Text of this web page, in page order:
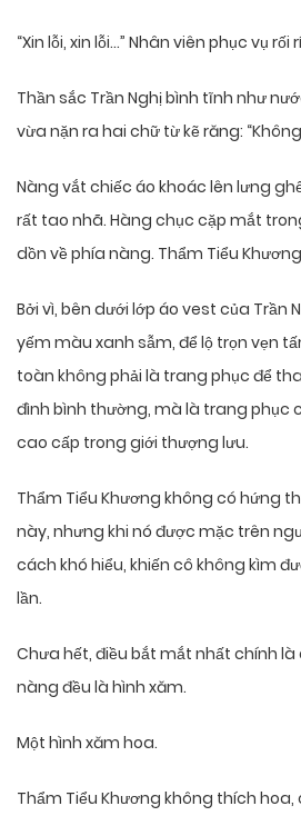
“Xin lỗi, xin lỗi…” Nhân viên phục vụ rối
Thần sắc Trần Nghị bình tĩnh như
vừa nặn ra hai chữ từ kẽ răng:
Nàng vắt chiếc áo khoác lên lưng
rất tao nhã. Hàng chục cặp mắt
dồn về phía nàng. Thẩm Tiểu
Bởi vì, bên dưới lớp áo vest của Trần
yếm màu xanh sẫm, để lộ trọn vẹn
toàn không phải là trang phục để
đình bình thường, mà là trang phục
cao cấp trong giới thượng lưu.
Thẩm Tiểu Khương không có hứng
này, nhưng khi nó được mặc trên
cách khó hiểu, khiến cô không kìm
lần.
Chưa hết, điều bắt mắt nhất chính
nàng đều là hình xăm.
Một hình xăm hoa.
Thẩm Tiểu Khương không thích